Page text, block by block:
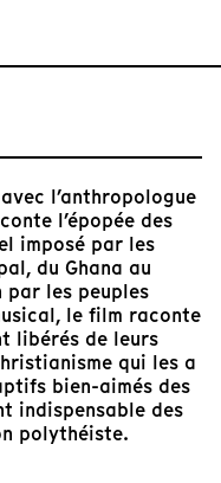
l’anthropologue
l’épopée des
imposé par les
du Ghana au
les peuples
le film raconte
libérés de leurs
qui les a
bien-aimés des
indispensable des
polythéiste.